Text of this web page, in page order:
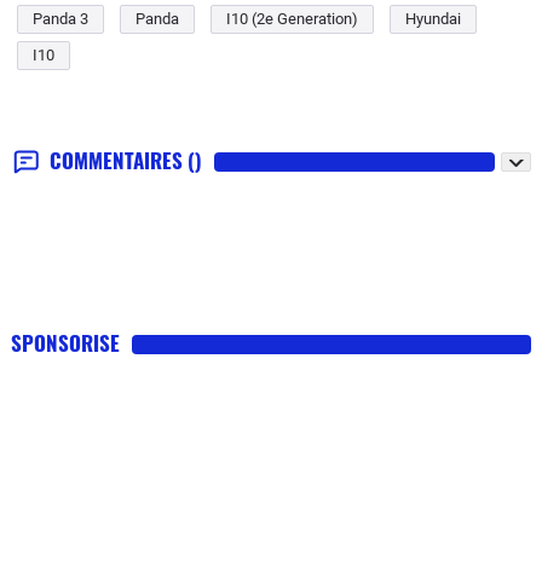
Panda 3
Panda I10 (2e Generation)
Hyundai
I10
COMMENTAIRES ()
SPONSORISE